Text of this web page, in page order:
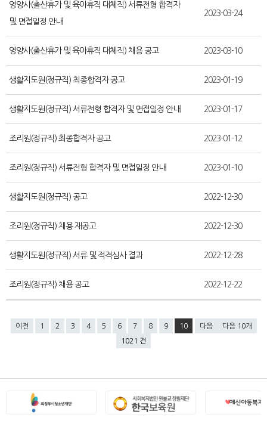
영양사(출산휴가 및 육아휴직 대체직) 서류전형 합격자
및 면접일정 안내
2023-03-24
영양사(출산휴가 및 육아휴직 대체직) 채용 공고 2023-03-10
생활지도원(정규직) 최종합격자 공고 2023-01-19
생활지도원(정규직) 서류전형 합격자 및 면접일정 안내 2023-01-17
조리원(정규직) 최종합격자 공고 2023-01-12
조리원(정규직) 서류전형 합격자 및 면접일정 안내 2023-01-10
생활지도원(정규직) 공고 2022-12-30
조리원(정규직) 채용 재공고 2022-12-30
생활지도원(정규직) 서류 및 적격심사 결과 2022-12-28
조리원(정규직) 채용 공고 2022-12-22
이전 1 2 3 4 5 6 7 8 9 10 다음 다음 10개
1021 건